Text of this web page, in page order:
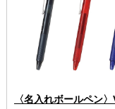
〈名入れボールペン